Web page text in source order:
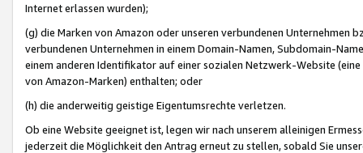
Internet erlassen wurden);
(g) die Marken von Amazon oder unseren verbundenen Unternehmen
verbundenen Unternehmen in einem Domain-Namen, Subdomain-
einem anderen Identifikator auf einer sozialen Netzwerk-Website
von Amazon-Marken) enthalten; oder
(h) die anderweitig geistige Eigentumsrechte verletzen.
Ob eine Website geeignet ist, legen wir nach unserem alleinigen
jederzeit die Möglichkeit den Antrag erneut zu stellen, sobald Sie